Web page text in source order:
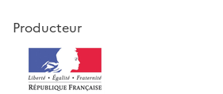
Producteur